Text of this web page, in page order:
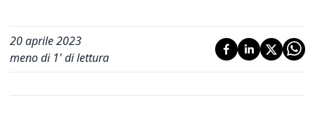
20 aprile 2023
meno di 1' di lettura